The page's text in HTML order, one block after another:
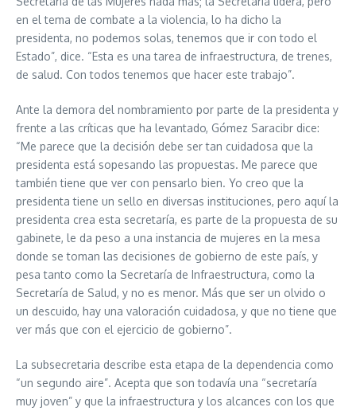
en el tema de combate a la violencia, lo ha dicho la
presidenta, no podemos solas, tenemos que ir con todo el
Estado”, dice. “Esta es una tarea de infraestructura, de trenes,
de salud. Con todos tenemos que hacer este trabajo”.
Ante la demora del nombramiento por parte de la presidenta y
frente a las críticas que ha levantado, Gómez Saracibr dice:
“Me parece que la decisión debe ser tan cuidadosa que la
presidenta está sopesando las propuestas. Me parece que
también tiene que ver con pensarlo bien. Yo creo que la
presidenta tiene un sello en diversas instituciones, pero aquí la
presidenta crea esta secretaría, es parte de la propuesta de su
gabinete, le da peso a una instancia de mujeres en la mesa
donde se toman las decisiones de gobierno de este país, y
pesa tanto como la Secretaría de Infraestructura, como la
Secretaría de Salud, y no es menor. Más que ser un olvido o
un descuido, hay una valoración cuidadosa, y que no tiene que
ver más que con el ejercicio de gobierno”.
La subsecretaria describe esta etapa de la dependencia como
“un segundo aire”. Acepta que son todavía una “secretaría
muy joven” y que la infraestructura y los alcances con los que